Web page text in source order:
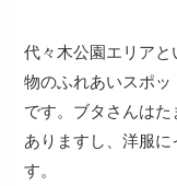
代々木公園エリア
物のふれあいスポッ
です。ブタさんは
ありますし、洋服
す。